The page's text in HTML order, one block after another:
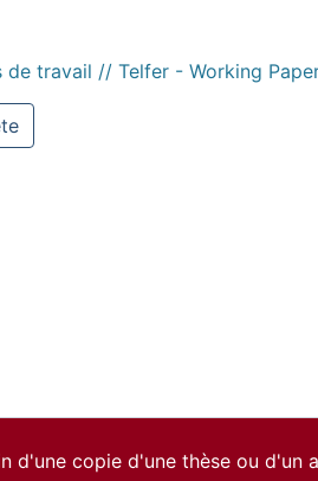
de travail // Telfer - Working
d'une copie d'une thèse ou d'un